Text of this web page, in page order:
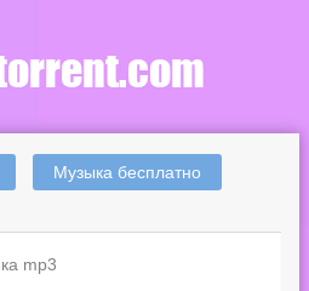
Музыка бесплатно